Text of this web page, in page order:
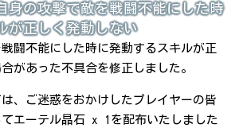
身の攻撃で敵を戦闘不能にした時
が正しく発動しない
闘不能にした時に発動するスキルが正
があった不具合を修正しました。
、ご迷惑をおかけしたプレイヤーの皆
エーテル晶石 x 1を配布いたしました